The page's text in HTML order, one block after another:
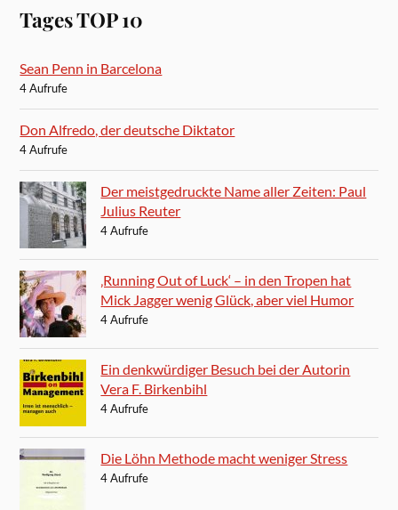
Tages TOP 10
Sean Penn in Barcelona
4 Aufrufe
Don Alfredo, der deutsche Diktator
4 Aufrufe
Der meistgedruckte Name aller Zeiten: Paul
Julius Reuter
4 Aufrufe
‚Running Out of Luck‘ – in den Tropen hat
Mick Jagger wenig Glück, aber viel Humor
4 Aufrufe
Ein denkwürdiger Besuch bei der Autorin
Vera F. Birkenbihl
4 Aufrufe
Die Löhn Methode macht weniger Stress
4 Aufrufe